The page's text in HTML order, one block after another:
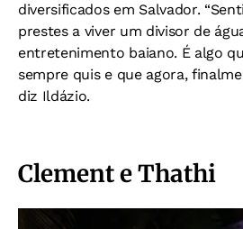
diversificados em Salvador.
prestes a viver um divisor de
entretenimento baiano. É algo
sempre quis e que agora,
diz Ildázio.
Clement e Thathi